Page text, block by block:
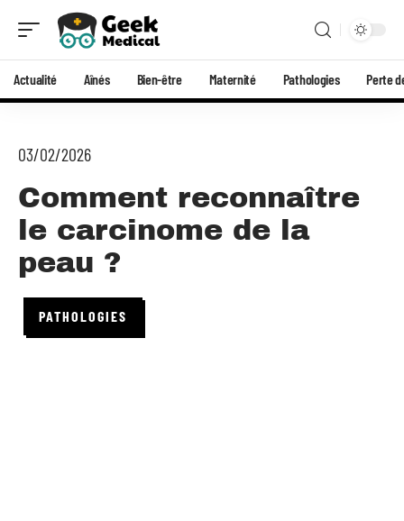
Actualité Aînés Bien-être Maternité Pathologies Perte
03/02/2026
Comment reconnaître
le carcinome de la
peau ?
PATHOLOGIES